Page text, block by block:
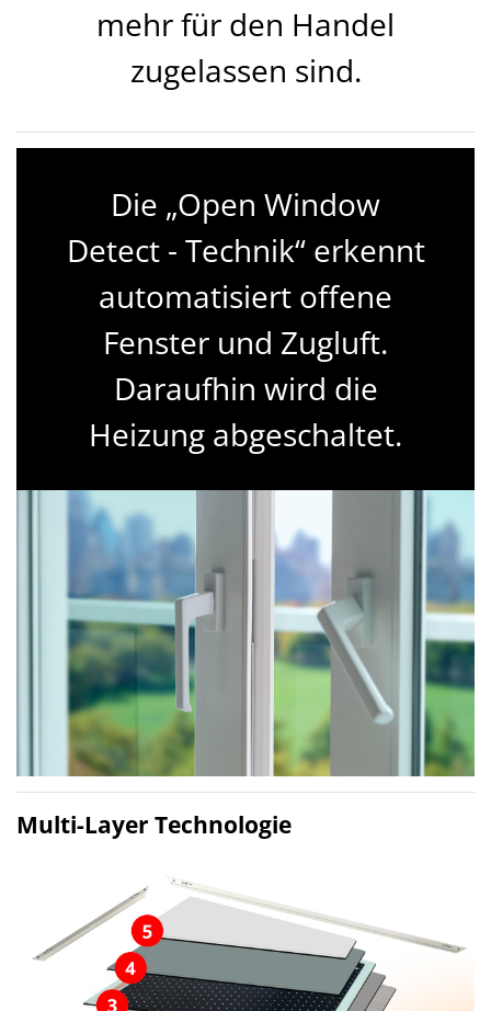
mehr für den Handel
zugelassen sind.
Die „Open Window
Detect - Technik“ erkennt
automatisiert offene
Fenster und Zugluft.
Daraufhin wird die
Heizung abgeschaltet.
Multi-Layer Technologie